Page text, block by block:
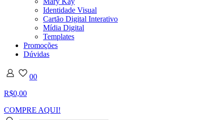
Identidade Visual
Cartão Digital Interativo
Mídia Digital
Templates
Promoções
Dúvidas
00
R$0,00
COMPRE AQUI!